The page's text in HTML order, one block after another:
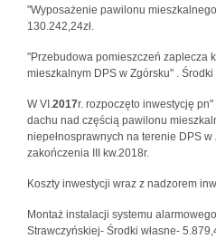
"Wyposażenie pawilonu
130.242,24zł.
"Przebudowa pomieszczeń zaplecza
mieszkalnym DPS w Zgórsku" . Środki
W VI.2017r. rozpoczęto inwestycję
dachu nad częścią pawilonu
niepełnosprawnych na terenie DPS
zakończenia III kw.2018r.
Koszty inwestycji wraz z nadzorem
Montaż instalacji systemu
Strawczyńskiej- Środki własne-